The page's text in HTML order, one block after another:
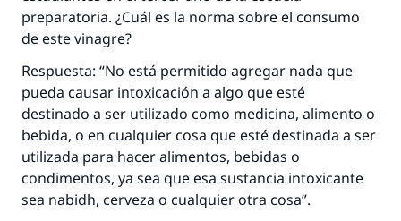
preparatoria. ¿Cuál es la norma sobre el consumo
de este vinagre?
Respuesta: “No está permitido agregar nada que
pueda causar intoxicación a algo que esté
destinado a ser utilizado como medicina, alimento o
bebida, o en cualquier cosa que esté destinada a ser
utilizada para hacer alimentos, bebidas o
condimentos, ya sea que esa sustancia intoxicante
sea nabidh, cerveza o cualquier otra cosa”.
matrimonio.
IslamQA.
Profeta ﷺ dijo:
"Una persona que orienta a otros a hacer el
bien obtendrá la misma recompensa que
aquellos que lo realicen."
(MUSLIM, 1893)